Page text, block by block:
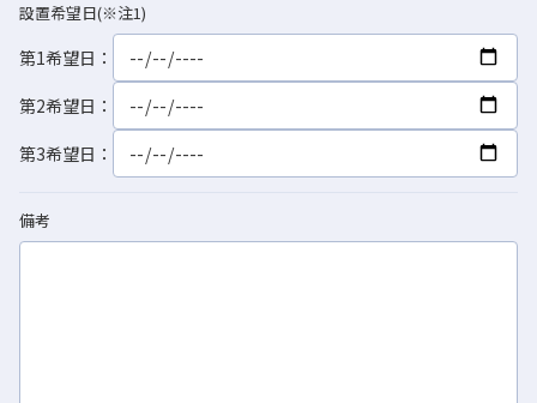
設置希望日(※注1)
第1希望日：
第2希望日：
第3希望日：
備考